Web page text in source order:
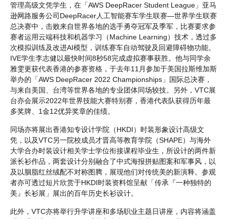
管理高级文凭学生，在「AWS DeepRacer Student League」亚马
逊网路服务公司DeepRacer人工智能赛车学生联赛—世界学生联赛
总决赛中，击败来自世界各地的选手勇夺冠军及季军，比赛要求参
赛者运用云端科技和机器学习（Machine Learning）技术，透过多
次模拟训练及改进AI模型，训练赛车自动驾驶及回避障碍物功能。
IVE学生李志健以最快时间8秒58完成虚拟赛事获胜。他与同学余
雅雯更获代表香港的参赛资格，于去年11月参加于美国拉斯维加斯
举办的「AWS DeepRacer 2022 Championships」国际总决赛，
与来自美国、台湾等世界各地的专业团体同场较技。另外，VTC展
台亦会展示2022年世界技能大赛特别赛，香港代表队获得历年最
多奖牌、1金12优异奖章的佳绩。
同场亦将展出香港知专设计学院（HKDI）时装形象设计高级文
凭，以及VTC另一院校成员才晋高等教育学院（SHAPE）与海外
大学合办时装设计相关学士学位衔接课程毕业生，所设计的两件新
派长衫作品，两套设计分别融合了中式海报拼贴图案和军事风，以
及以胭脂红丝绒配不对称图腾，展现他们对传统美的新演释。参观
者亦可透过短片欣赏于HKDI时装资料馆呈献「传承『⼀种独特的
美』长衫展」展出的百年历史长衫设计。
此外，VTC亦将举行升学讲座和多场职业主题日讲座，内容将涵盖